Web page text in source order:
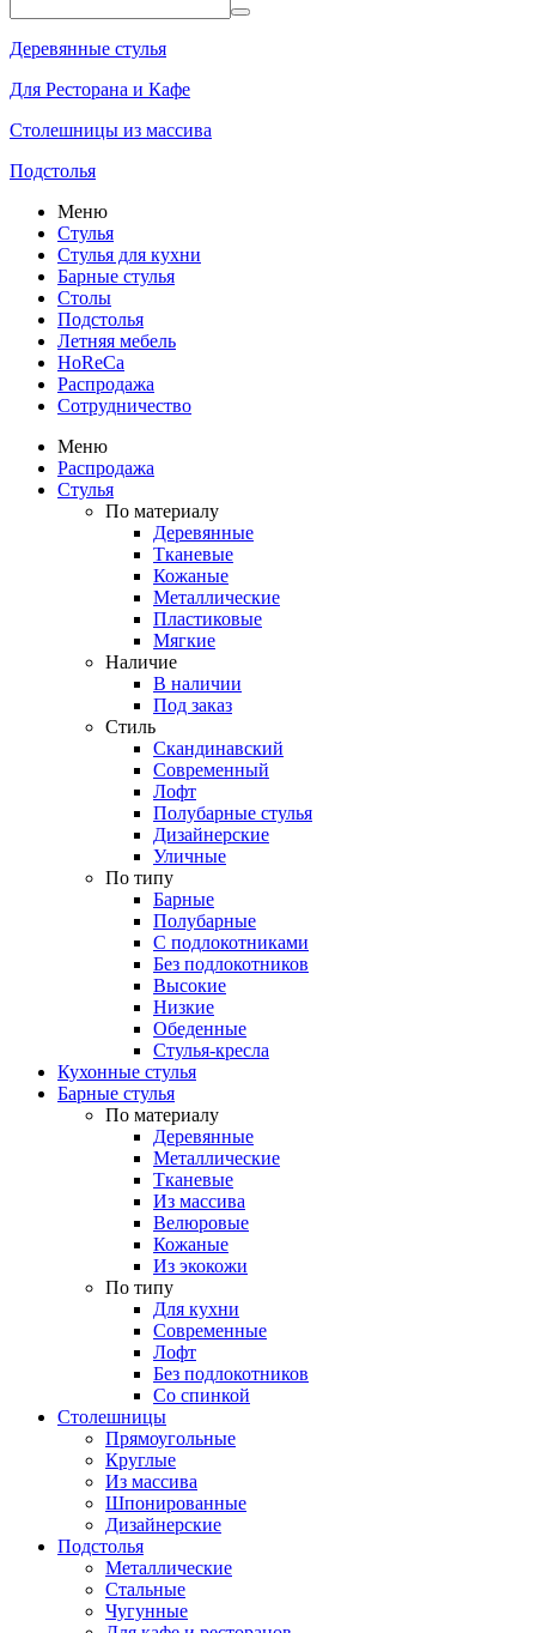
Деревянные стулья
Для Ресторана и Кафе
Столешницы из массива
Подстолья
Меню
Стулья
Стулья для кухни
Барные стулья
Столы
Подстолья
Летняя мебель
HoReCa
Распродажа
Сотрудничество
Меню
Распродажа
Стулья
По материалу
Деревянные
Тканевые
Кожаные
Металлические
Пластиковые
Мягкие
Наличие
В наличии
Под заказ
Стиль
Скандинавский
Современный
Лофт
Полубарные стулья
Дизайнерские
Уличные
По типу
Барные
Полубарные
С подлокотниками
Без подлокотников
Высокие
Низкие
Обеденные
Стулья-кресла
Кухонные стулья
Барные стулья
По материалу
Деревянные
Металлические
Тканевые
Из массива
Велюровые
Кожаные
Из экокожи
По типу
Для кухни
Современные
Лофт
Без подлокотников
Со спинкой
Столешницы
Прямоугольные
Круглые
Из массива
Шпонированные
Дизайнерские
Подстолья
Металлические
Стальные
Чугунные